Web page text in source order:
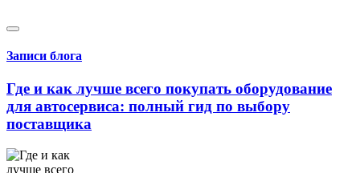
Записи блога
Где и как лучше всего покупать оборудование
для автосервиса: полный гид по выбору
поставщика